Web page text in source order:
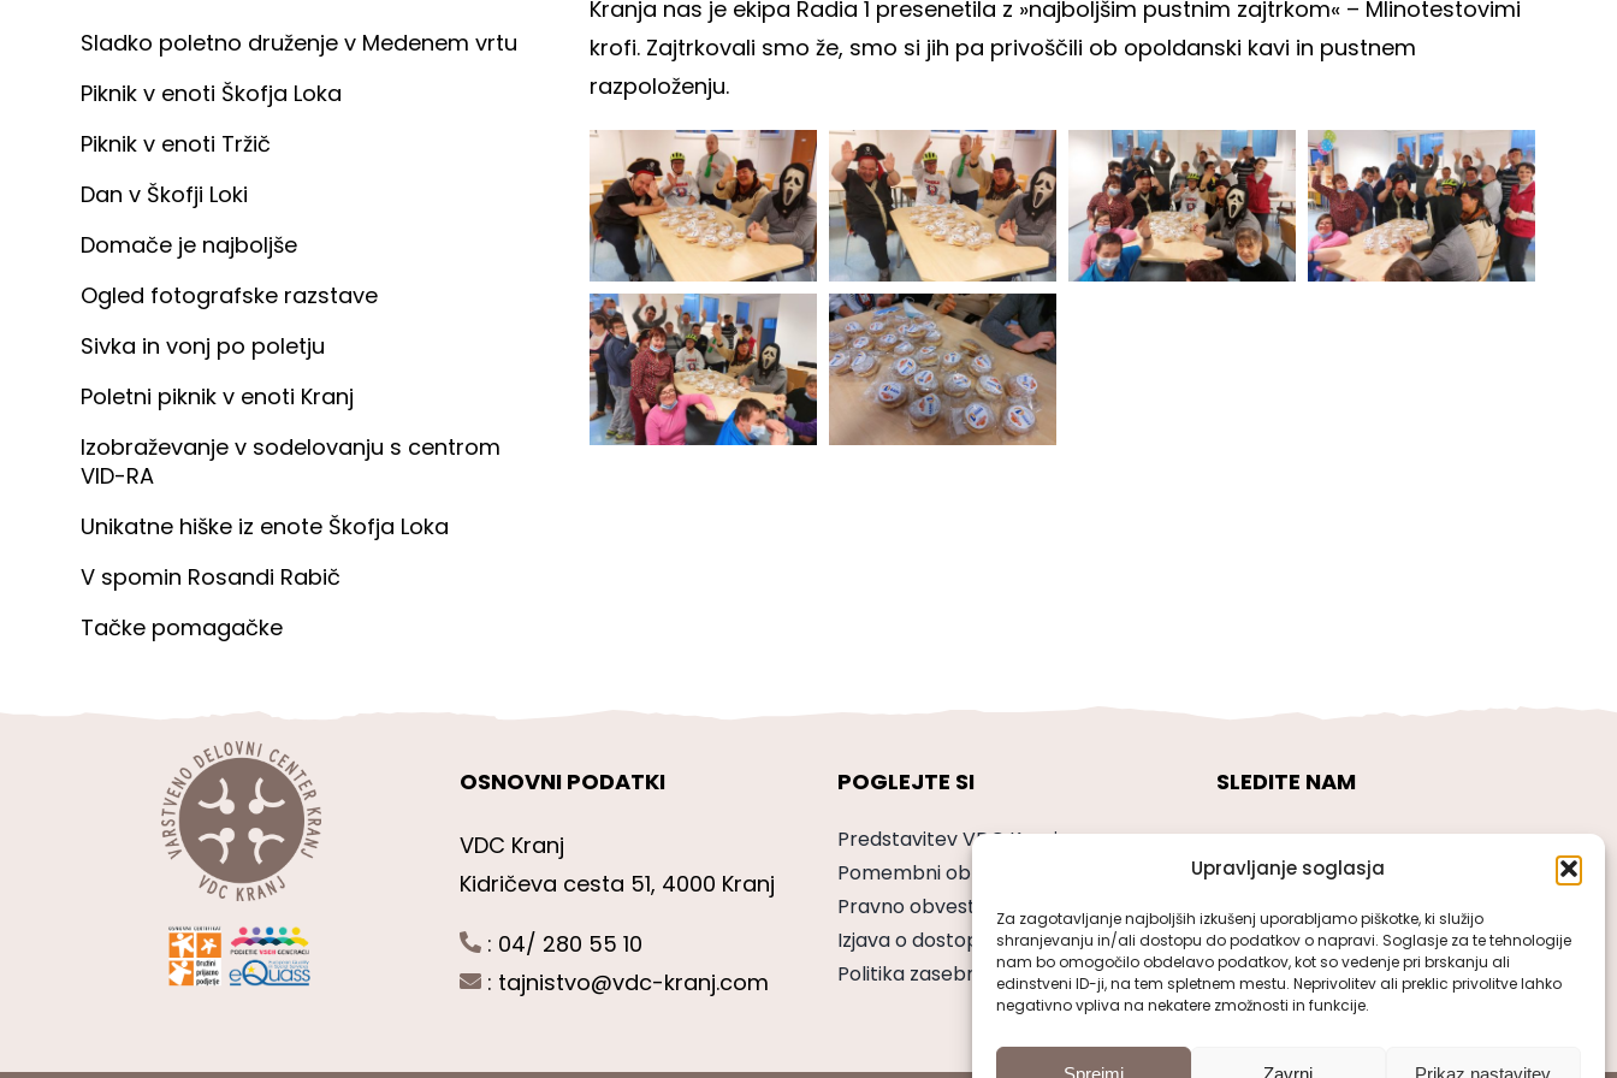
Upravljanje soglasja
Za zagotavljanje najboljših izkušenj uporabljamo piškotke, ki služijo
shranjevanju in/ali dostopu do podatkov o napravi. Soglasje za te tehnologije
nam bo omogočilo obdelavo podatkov, kot so vedenje pri brskanju ali
edinstveni ID-ji, na tem spletnem mestu. Neprivolitev ali preklic privolitve lahko
negativno vpliva na nekatere zmožnosti in funkcije.
Sprejmi Zavrni Prikaz nastavitev
Sladko poletno druženje v Medenem vrtu
Piknik v enoti Škofja Loka
Piknik v enoti Tržič
Dan v Škofji Loki
Domače je najboljše
Ogled fotografske razstave
Sivka in vonj po poletju
Poletni piknik v enoti Kranj
Izobraževanje v sodelovanju s centrom
VID-RA
Unikatne hiške iz enote Škofja Loka
V spomin Rosandi Rabič
Tačke pomagačke
Kranja nas je ekipa Radia 1 presenetila z »najboljšim pustnim zajtrkom« – Mlinotestovimi
krofi. Zajtrkovali smo že, smo si jih pa privoščili ob opoldanski kavi in pustnem
razpoloženju.
OSNOVNI PODATKI
VDC Kranj
Kidričeva cesta 51, 4000 Kranj
: 04/ 280 55 10
: tajnistvo@vdc-kranj.com
POGLEJTE SI
Predstavitev VDC Kranj
Pomembni obrazci
Pravno obvestilo
Izjava o dostopnosti
Politika zasebnosti
SLEDITE NAM